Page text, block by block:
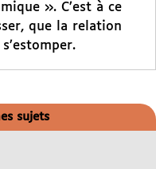
». C’est à ce
que la relation
sujets